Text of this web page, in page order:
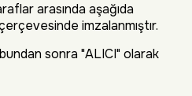
arasında aşağıda
imzalanmıştır.
sonra "ALICI" olarak